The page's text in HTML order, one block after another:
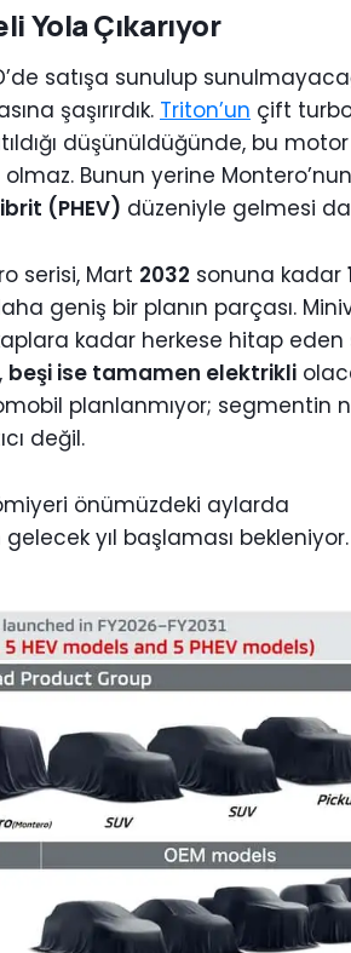
Yola Çıkarıyor
satışa sunulup
şaşırırdık. Triton’un çift
düşünüldüğünde, bu motor
Bunun yerine
(PHEV) düzeniyle gelmesi
serisi, Mart 2032 sonuna kadar
geniş bir planın parçası.
kadar herkese hitap
, beşi ise tamamen elektrikli
planlanmıyor; segmentin
değil.
önümüzdeki aylarda
yıl başlaması bekleniyor.